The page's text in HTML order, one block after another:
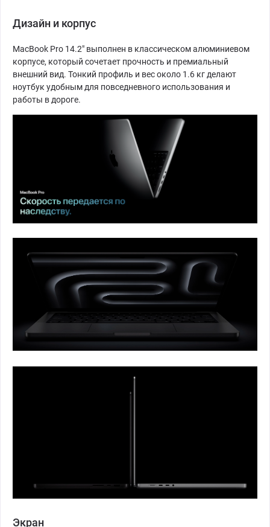
Дизайн и корпус
MacBook Pro 14.2" выполнен в классическом алюминиевом
корпусе, который сочетает прочность и премиальный
внешний вид. Тонкий профиль и вес около 1.6 кг делают
ноутбук удобным для повседневного использования и
работы в дороге.
Экран